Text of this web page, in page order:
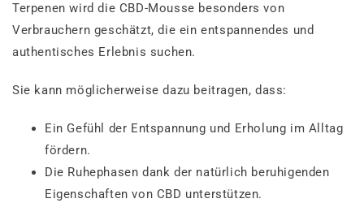
Terpenen wird die CBD-Mousse besonders von
Verbrauchern geschätzt, die ein entspannendes und
authentisches Erlebnis suchen.
Sie kann möglicherweise dazu beitragen, dass:
Ein Gefühl der Entspannung und Erholung im Alltag
fördern.
Die Ruhephasen dank der natürlich beruhigenden
Eigenschaften von CBD unterstützen.